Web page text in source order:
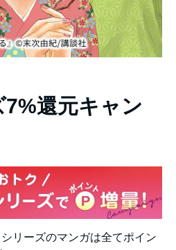
還元キャン
リーズのマンガは全てポイン